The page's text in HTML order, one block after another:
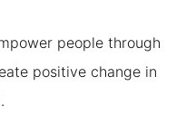
people through
positive change in